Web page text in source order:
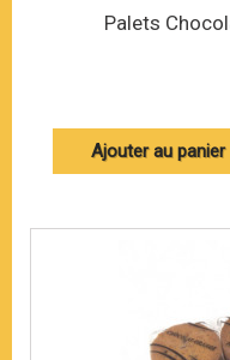
Palets
Ajouter au panier